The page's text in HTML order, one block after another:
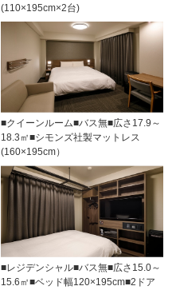
(110×195cm×2台)
■クイーンルーム■バス無■広さ17.9～
18.3㎡■シモンズ社製マットレス
(160×195cm）
■レジデンシャル■バス無■広さ15.0～
15.6㎡■ベッド幅120×195cm■2ドア